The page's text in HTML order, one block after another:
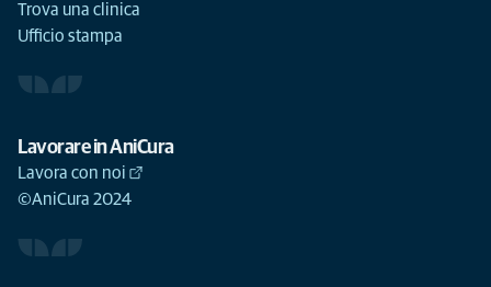
Trova una clinica
Ufficio stampa
Lavorare in AniCura
Lavora con noi
©AniCura 2024